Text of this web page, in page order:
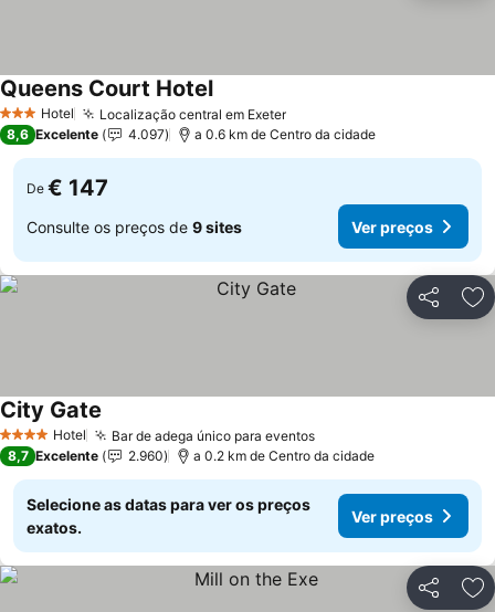
3 EstrelasHotel Localização central em ExeterVer preços
Queens Court HotelVer preços
8,6 Excelente 4.097 a 0.6 km de Centro da cidade
De € 147
Consulte os preços de 9 sites Ver preços
Partilhar
4 EstrelasHotel Bar de adega único para eventosVer preços
City Gate
8,7 Excelente 2.960 a 0.2 km de Centro da cidade
Selecione as datas para ver os preços
exatos.
Ver preços
Partilhar